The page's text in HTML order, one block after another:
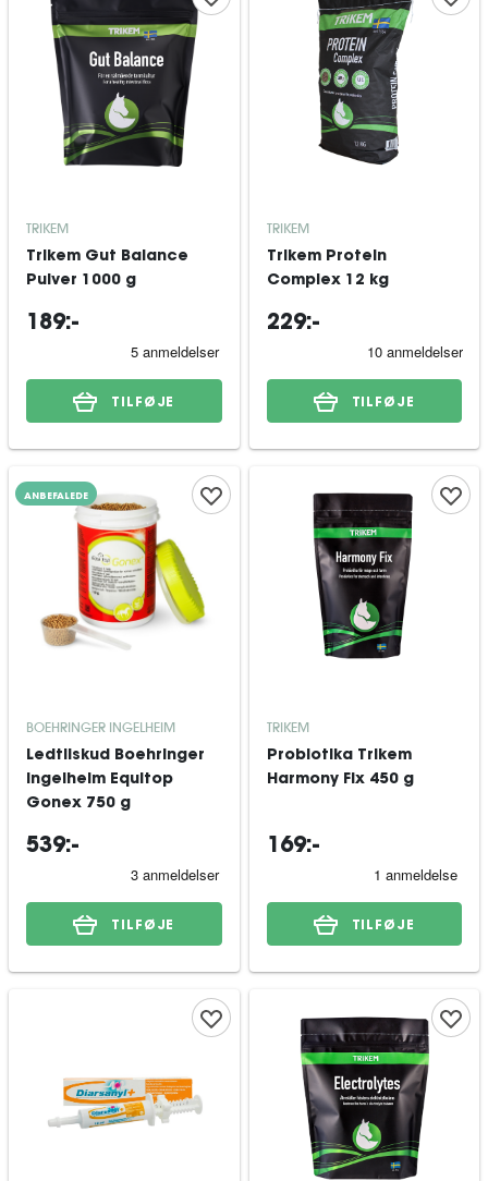
TRIKEM
Trikem Gut Balance
Pulver 1000 g
189:-
TILFØJE
TRIKEM
Trikem Protein
Complex 12 kg
229:-
TILFØJE
ANBEFALEDE
BOEHRINGER INGELHEIM
Ledtilskud Boehringer
Ingelheim Equitop
Gonex 750 g
539:-
TILFØJE
TRIKEM
Probiotika Trikem
Harmony Fix 450 g
169:-
TILFØJE